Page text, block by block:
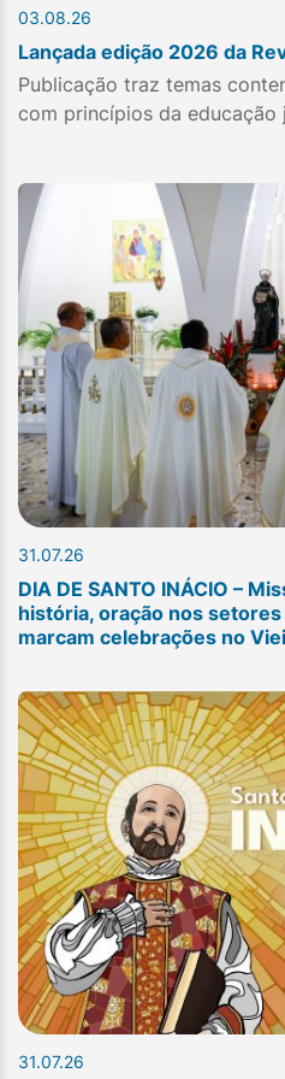
03.08.26
Lançada edição 2026 da
Publicação traz temas
com princípios da
31.07.26
DIA DE SANTO INÁCIO –
história, oração nos
marcam celebrações no
31.07.26